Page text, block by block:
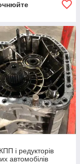
і редукторів
автомобілів